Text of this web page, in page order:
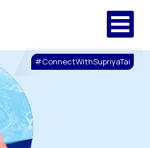
#ConnectWithSupriyaTai